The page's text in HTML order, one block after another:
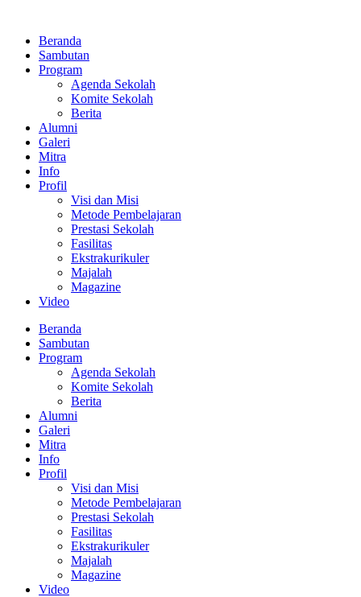
kontenBeranda
Sambutan
Program
Agenda Sekolah
Komite Sekolah
Berita
Alumni
Galeri
Mitra
Info
Profil
Visi dan Misi
Metode Pembelajaran
Prestasi Sekolah
Fasilitas
Ekstrakurikuler
Majalah
Magazine
Video
Beranda
Sambutan
Program
Agenda Sekolah
Komite Sekolah
Berita
Alumni
Galeri
Mitra
Info
Profil
Visi dan Misi
Metode Pembelajaran
Prestasi Sekolah
Fasilitas
Ekstrakurikuler
Majalah
Magazine
Video